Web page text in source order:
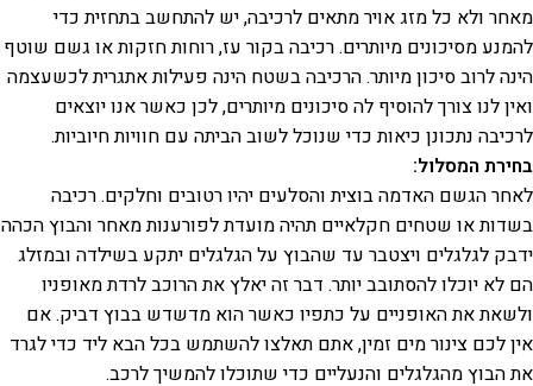
מאחר ולא כל מזג אויר מתאים לרכיבה, יש להתחשב בתחזית כדי
להמנע מסיכונים מיותרים. רכיבה בקור עז, רוחות חזקות או גשם שוטף
הינה לרוב סיכון מיותר. הרכיבה בשטח הינה פעילות אתגרית לכשעצמה
ואין לנו צורך להוסיף לה סיכונים מיותרים, לכן כאשר אנו יוצאים
לרכיבה נתכונן כיאות כדי שנוכל לשוב הביתה עם חוויות חיוביות.
בחירת המסלול:
לאחר הגשם האדמה בוצית והסלעים יהיו רטובים וחלקים. רכיבה
בשדות או שטחים חקלאיים תהיה מועדת לפורענות מאחר והבוץ הכהה
ידבק לגלגלים ויצטבר עד שהבוץ על הגלגלים יתקע בשילדה ובמזלג
הם לא יוכלו להסתובב יותר. דבר זה יאלץ את הרוכב לרדת מאופניו
ולשאת את האופניים על כתפיו כאשר הוא מדשדש בבוץ דביק. אם
אין לכם צינור מים זמין, אתם תאלצו להשתמש בכל הבא ליד כדי לגרד
את הבוץ מהגלגלים והנעליים כדי שתוכלו להמשיך לרכב.